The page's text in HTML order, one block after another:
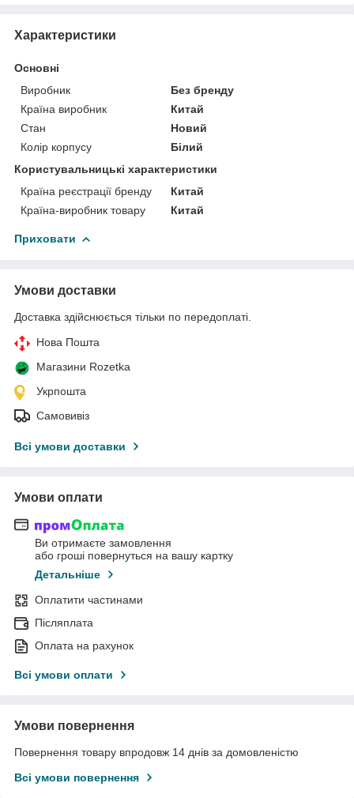
Характеристики
Основні
Виробник
Без бренду
Країна виробник
Китай
Стан
Новий
Колір корпусу
Білий
Користувальницькі характеристики
Країна реєстрації бренду
Китай
Країна-виробник товару
Китай
Приховати
Умови доставки
Доставка здійснюється тільки по передоплаті.
Нова Пошта
Магазини Rozetka
Укрпошта
Самовивіз
Всі умови доставки
Умови оплати
Ви отримаєте замовлення
або гроші повернуться на вашу картку
Детальніше
Оплатити частинами
Післяплата
Оплата на рахунок
Всі умови оплати
Умови повернення
Повернення товару впродовж 14 днів за домовленістю
Всі умови повернення